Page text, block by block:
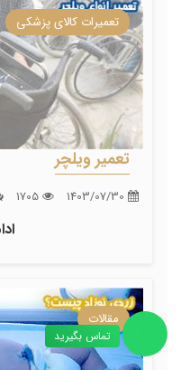
تعمیرات کالای پزشکی
تعمیر ویلچر
مقالات
تماس بگیرید